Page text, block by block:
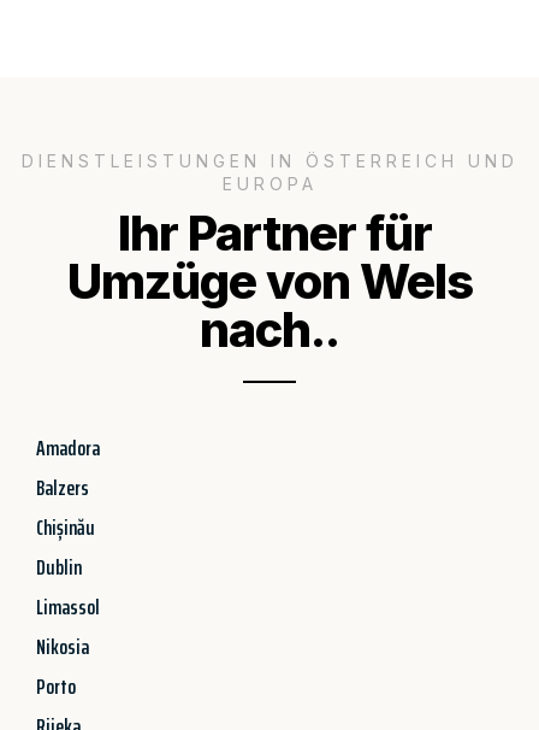
DIENSTLEISTUNGEN IN ÖSTERREICH UND
EUROPA
Ihr Partner für
Umzüge von Wels
nach..
Amadora
Balzers
Chișinău
Dublin
Limassol
Nikosia
Porto